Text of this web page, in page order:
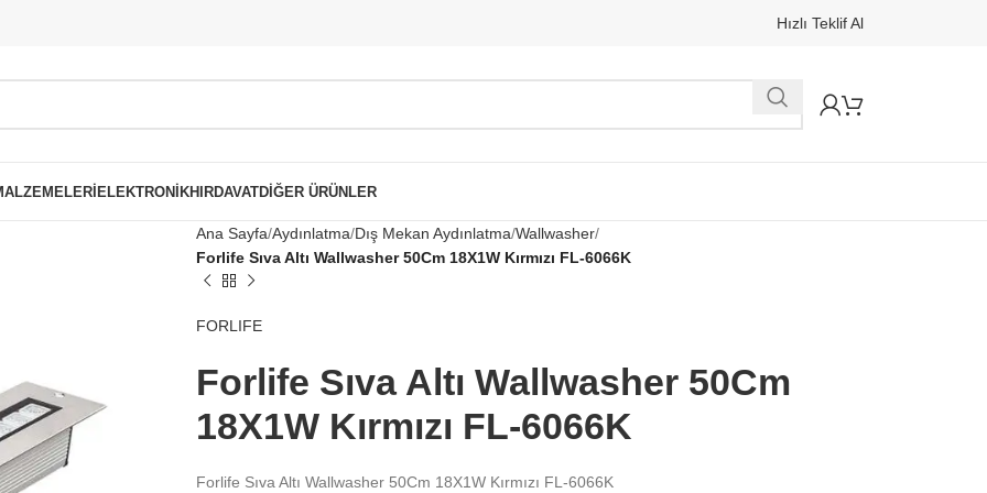
Hızlı Teklif Al
ELEKTRONIKHIRDAVATDIĞER ÜRÜNLER
Ana Sayfa Aydınlatma Dış Mekan Aydınlatma Wallwasher
Forlife Sıva Altı Wallwasher 50Cm 18X1W Kırmızı FL-6066K
FORLIFE
Forlife Sıva Altı Wallwasher 50Cm
18X1W Kırmızı FL-6066K
Forlife Sıva Altı Wallwasher 50Cm 18X1W Kırmızı FL-6066K